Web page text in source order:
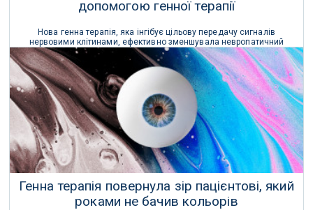
допомогою генної терапії
Нова генна терапія, яка інгібує цільову передачу сигналів
нервовими клітинами, ефективно зменшувала невропатичний
біль у мишей з ушкодженнями спинного мозку або периферичних
нервів без будь-яких побічних ефектів.
Генна терапія повернула зір пацієнтові, який
роками не бачив кольорів